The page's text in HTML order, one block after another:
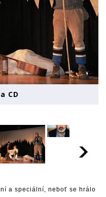
CD
a speciální, neboť se hrálo